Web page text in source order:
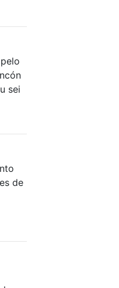
sei
de